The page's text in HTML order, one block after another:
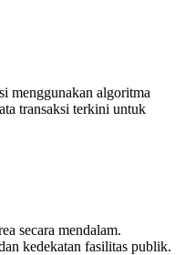
menggunakan algoritma
transaksi terkini untuk
secara mendalam.
kedekatan fasilitas publik.